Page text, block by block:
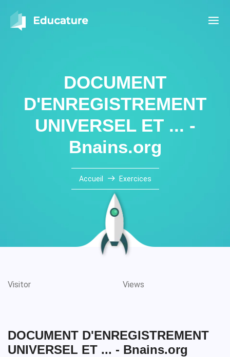
DOCUMENT
D'ENREGISTREMENT
UNIVERSEL ET ... -
Bnains.org
Accueil Exercices
Visitor Views
DOCUMENT D'ENREGISTREMENT
UNIVERSEL ET ... - Bnains.org